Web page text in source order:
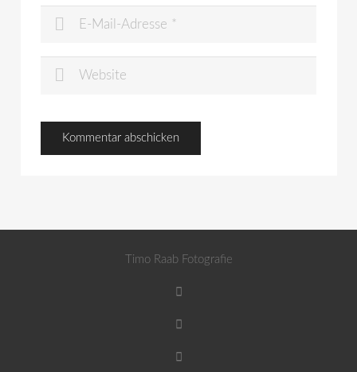
Timo Raab Fotografie